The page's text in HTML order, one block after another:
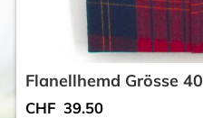
Flanellhemd Grösse 40
CHF 39.50